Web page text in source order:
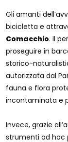
Gli amanti
bicicletta e
Comacchio. Il
proseguire in
storico-
autorizzata dal
fauna e flora
incontaminata e
Invece, grazie
strumenti ad hoc